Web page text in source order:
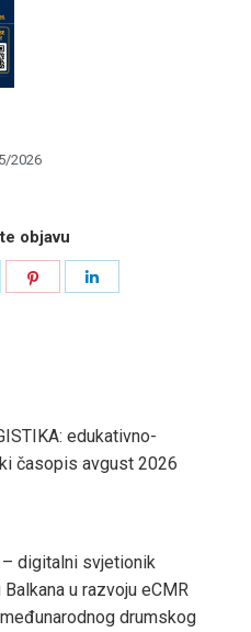
2026
objavu
edukativno-
časopis avgust 2026
– digitalni svjetionik
u razvoju eCMR
drumskog